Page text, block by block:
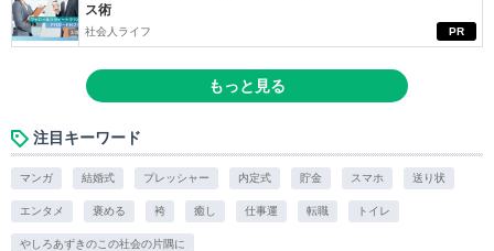
PR
ス術
社会人ライフ
もっと見る
注目キーワード
マンガ 結婚式 プレッシャー 内定式 貯金 スマホ 送り状
エンタメ 褒める 袴 癒し 仕事運 転職 トイレ
やしろあずきのこの社会の片隅に